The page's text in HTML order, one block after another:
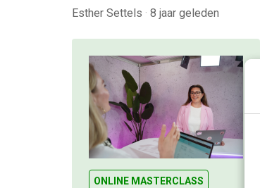
Esther Settels · 8 jaar geleden
ONLINE MASTERCLASS